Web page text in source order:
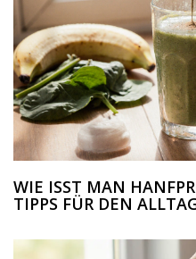
WIE ISST MAN
TIPPS FÜR DEN